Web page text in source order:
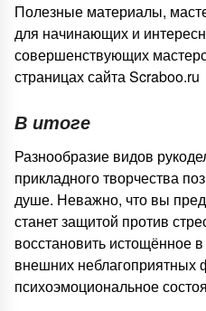
Полезные материалы,
для начинающих и
совершенствующих
страницах сайта Scraboo.ru
В итоге
Разнообразие видов
прикладного творчества
душе. Неважно, что вы
станет защитой против
восстановить истощённое
внешних неблагоприятных
психоэмоциональное